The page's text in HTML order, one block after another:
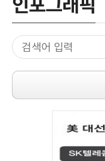
인포그래픽